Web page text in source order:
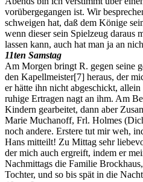
vorübergegangen ist. Wir
schweigen hat, daß dem Könige
wenn dieser sein Spielzeug daraus
lassen kann, auch hat man ja an
11ten Samstag
Am Morgen bringt R. gegen seine
den Kapellmeister[7] heraus, der
er hätte ihn nicht abgeschickt,
ruhige Ertragen nagt an ihm. Am
Kindern gearbeitet, dann aber
Marie Muchanoff, Frl. Holmes
noch andere. Erstere tut mir weh,
Hans mitteilt! Zu Mittag sehr
der mich auch ergreift, indem er
Nachmittags die Familie
Tochter, und so bis spät in die